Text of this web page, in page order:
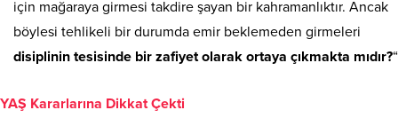
için mağaraya girmesi takdire şayan bir kahramanlıktır. Ancak
böylesi tehlikeli bir durumda emir beklemeden girmeleri
disiplinin tesisinde bir zafiyet olarak ortaya çıkmakta mıdır?“
YAŞ Kararlarına Dikkat Çekti